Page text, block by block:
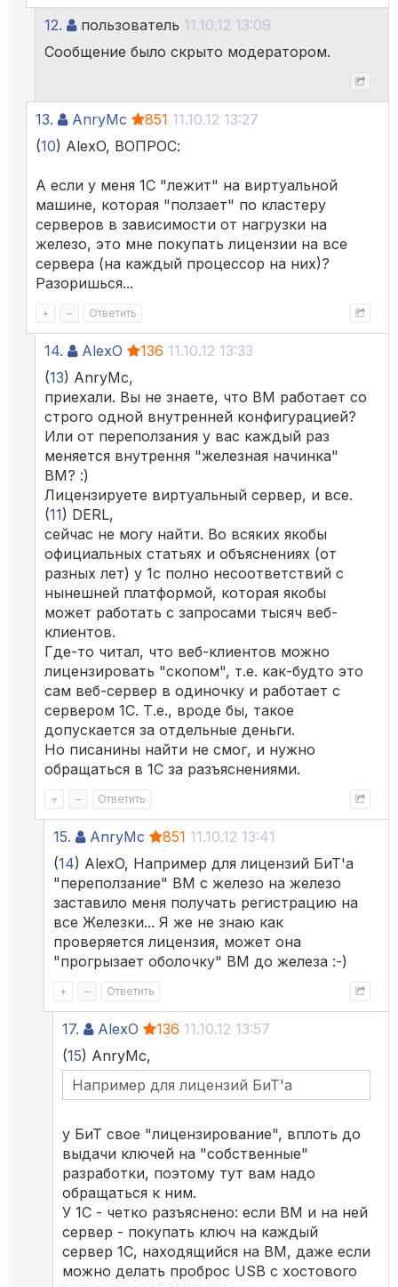
12. пользователь 11.10.12 13:09
Сообщение было скрыто модератором.
13. AnryMc 851 11.10.12 13:27
(10) AlexO, ВОПРОС:
А если у меня 1С "лежит" на виртуальной
машине, которая "ползает" по кластеру
серверов в зависимости от нагрузки на
железо, это мне покупать лицензии на все
сервера (на каждый процессор на них)?
Разоришься...
+ – Ответить
14. AlexO 136 11.10.12 13:33
(13) AnryMc,
приехали. Вы не знаете, что ВМ работает со
строго одной внутренней конфигурацией?
Или от переползания у вас каждый раз
меняется внутрення "железная начинка"
ВМ? :)
Лицензируете виртуальный сервер, и все.
(11) DERL,
сейчас не могу найти. Во всяких якобы
официальных статьях и объяснениях (от
разных лет) у 1с полно несоответствий с
нынешней платформой, которая якобы
может работать с запросами тысяч веб-
клиентов.
Где-то читал, что веб-клиентов можно
лицензировать "скопом", т.е. как-будто это
сам веб-сервер в одиночку и работает с
сервером 1С. Т.е., вроде бы, такое
допускается за отдельные деньги.
Но писанины найти не смог, и нужно
обращаться в 1С за разъяснениями.
+ – Ответить
15. AnryMc 851 11.10.12 13:41
(14) AlexO, Например для лицензий БиТ'а
"переползание" ВМ с железо на железо
заставило меня получать регистрацию на
все Железки... Я же не знаю как
проверяется лицензия, может она
"прогрызает оболочку" ВМ до железа :-)
+ – Ответить
17. AlexO 136 11.10.12 13:57
(15) AnryMc,
Например для лицензий БиТ'а
у БиТ свое "лицензирование", вплоть до
выдачи ключей на "собственные"
разработки, поэтому тут вам надо
обращаться к ним.
У 1С - четко разъяснено: если ВМ и на ней
сервер - покупать ключ на каждый
сервер 1С, находящийся на ВМ, даже если
можно делать проброс USB с хостового